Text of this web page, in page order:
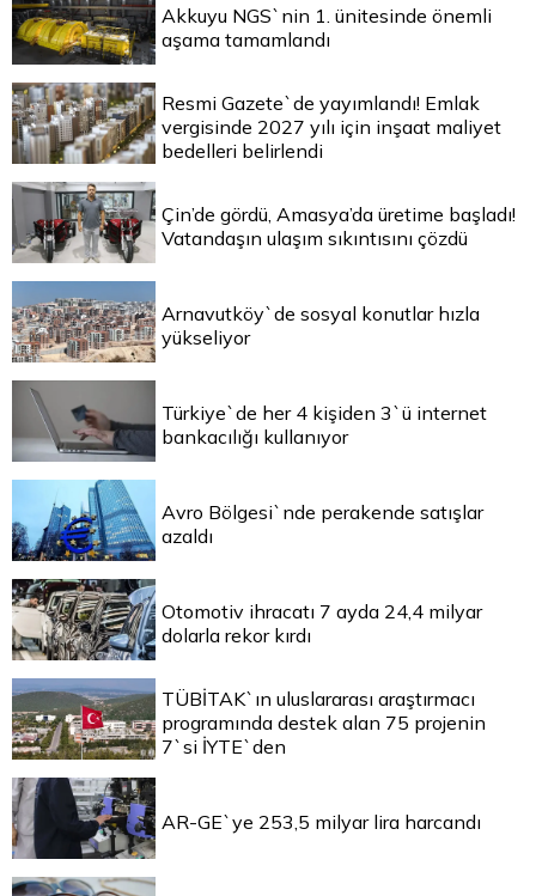
Akkuyu NGS`nin 1. ünitesinde önemli
aşama tamamlandı
Resmi Gazete`de yayımlandı! Emlak
vergisinde 2027 yılı için inşaat maliyet
bedelleri belirlendi
Çin’de gördü, Amasya’da üretime başladı!
Vatandaşın ulaşım sıkıntısını çözdü
Arnavutköy`de sosyal konutlar hızla
yükseliyor
Türkiye`de her 4 kişiden 3`ü internet
bankacılığı kullanıyor
Avro Bölgesi`nde perakende satışlar
azaldı
Otomotiv ihracatı 7 ayda 24,4 milyar
dolarla rekor kırdı
TÜBİTAK`ın uluslararası araştırmacı
programında destek alan 75 projenin
7`si İYTE`den
AR-GE`ye 253,5 milyar lira harcandı